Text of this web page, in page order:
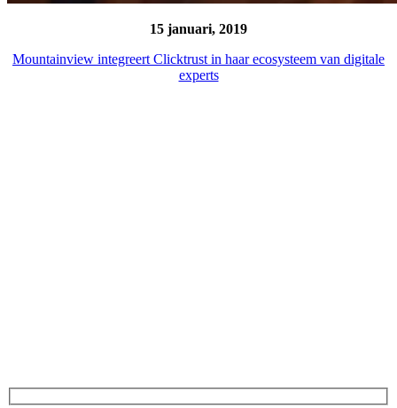
15 januari, 2019
Mountainview integreert Clicktrust in haar ecosysteem van digitale
experts